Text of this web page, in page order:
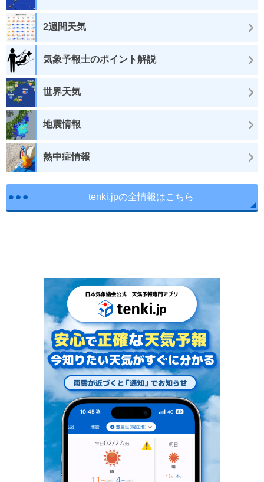
2週間天気
気象予報士のポイント解説
世界天気
地震情報
熱中症情報
tenki.jpの全情報はこちら